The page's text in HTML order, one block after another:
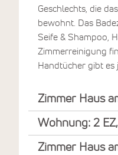
Geschlechts, die
bewohnt. Das
Seife & Shampoo,
Zimmerreinigung
Handtücher gibt es
Zimmer Haus
Wohnung: 2
Zimmer Haus